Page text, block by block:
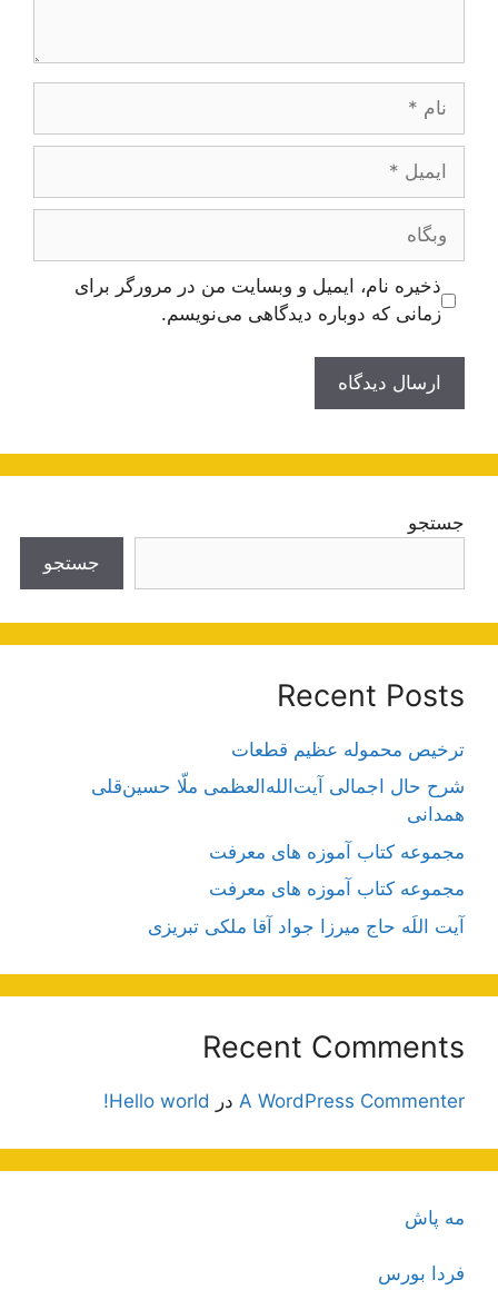
ایمیل
وبگاه
ذخیره نام، ایمیل و وبسایت من در مرورگر برای
زمانی که دوباره دیدگاهی می‌نویسم.
جستجو
جستجو
Recent Posts
ترخیص محموله عظیم قطعات
شرح حال اجمالی آیت‌الله‌العظمی ملّا حسین‌قلی
همدانی
مجموعه کتاب آموزه های معرفت
مجموعه کتاب آموزه های معرفت
آیت اللَه حاج میرزا جواد آقا ملکی تبریزی
Recent Comments
A WordPress Commenter در Hello world!
مه پاش
فردا بورس